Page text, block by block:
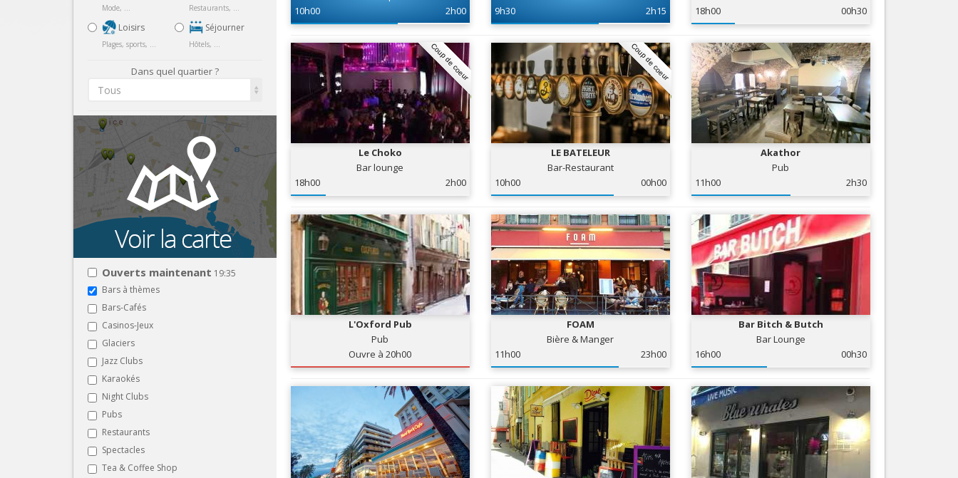
Services
Tourisme, ...
Nice Aéroport
Mode, ...
Loisirs
Plages, sports, ...
Restaurants, ...
Séjourner
Hôtels, ...
Dans quel quartier ?
Tous
Ouverts maintenant 19:35
Bars à thèmes
Bars-Cafés
Casinos-Jeux
Glaciers
Jazz Clubs
Karaokés
Night Clubs
Pubs
Restaurants
Spectacles
Tea & Coffee Shop
10h00
2h00
9h30
2h15
18h00
00h30
Coup de coeur
Le Choko
Bar lounge
18h00
2h00
Coup de coeur
LE BATELEUR
Bar-Restaurant
10h00
00h00
Akathor
Pub
11h00
2h30
L'Oxford Pub
Pub
Ouvre à 20h00
FOAM
Bière & Manger
11h00
23h00
Bar Bitch & Butch
Bar Lounge
16h00
00h30